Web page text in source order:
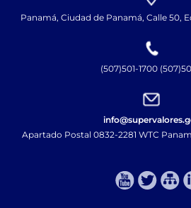
Panamá, Ciudad de Panamá, Calle 50,
(507)501-1700
Apartado Postal 0832-2281 WTC